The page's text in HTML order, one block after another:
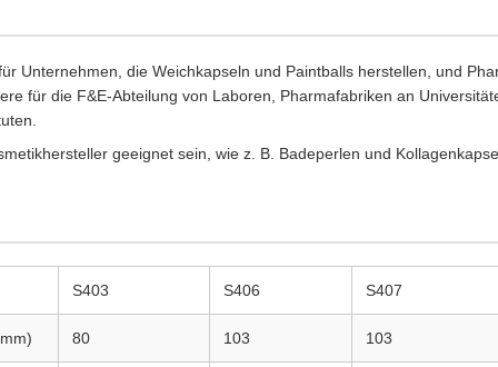
Unternehmen, die Weichkapseln und Paintballs herstellen, und
für die F&E-Abteilung von Laboren, Pharmafabriken an
geeignet sein, wie z. B. Badeperlen und
S403 S406 S407
80 103 103